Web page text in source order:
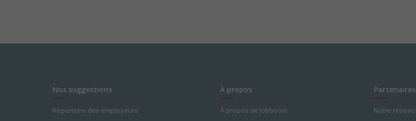
Nos suggestions
Répertoire des employeurs
À propos
À propos de Jobboom
Partenaires
Notre